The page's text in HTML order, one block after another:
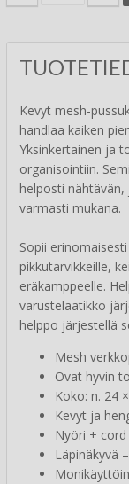
Kevyt mesh-
handlaa kaiken
Yksinkertainen ja
organisointiin.
helposti
varmasti mukana.
Sopii
pikkutarvikkeille,
eräkamppeelle.
varustelaatikko
helppo järjestellä
Mesh
Ovat hyvin
Koko: n. 24
Kevyt ja
Nyöri +
Läpinäkyvä